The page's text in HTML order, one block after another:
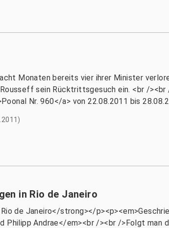
Monaten bereits vier ihrer Minister
sein Rücktrittsgesuch ein. <br /
Nr. 960</a> von 22.08.2011 bis
in Rio de Janeiro
de Janeiro</strong></
Philipp Andrae</em><br /><br />Folgt man